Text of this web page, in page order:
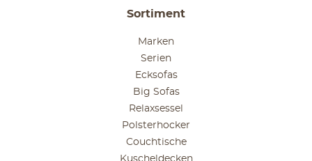
Sortiment
Marken
Serien
Ecksofas
Big Sofas
Relaxsessel
Polsterhocker
Couchtische
Kuscheldecken